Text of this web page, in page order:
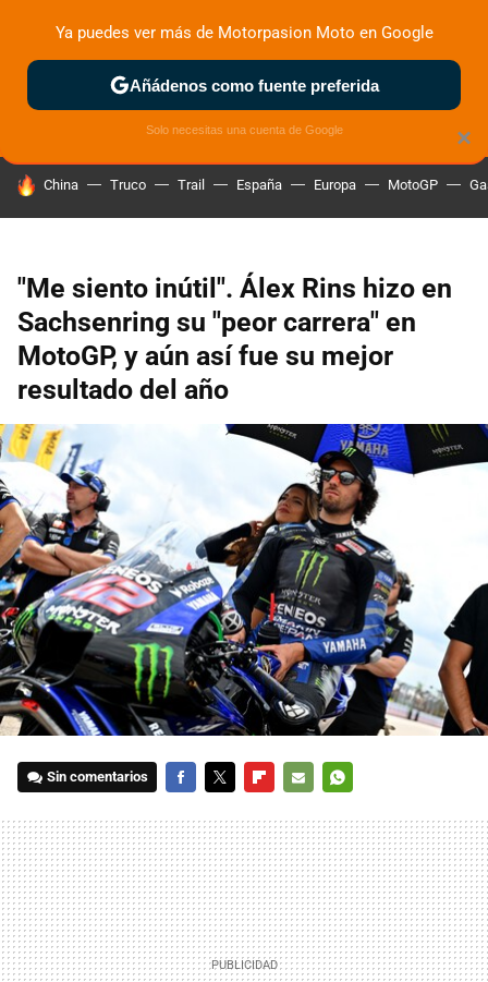
ZONA DE PRUEBAS DEPORTIVAS MOTOS ELÉCTRICAS
HOY SE HABLA DE
China Truco Trail España Europa MotoGP
"Me siento inútil". Álex Rins hizo en
Sachsenring su "peor carrera" en
MotoGP, y aún así fue su mejor
resultado del año
Sin comentarios
MAIL
×
Ya puedes ver más de Motorpasion Moto en Google
Añádenos como fuente preferida
Solo necesitas una cuenta de Google